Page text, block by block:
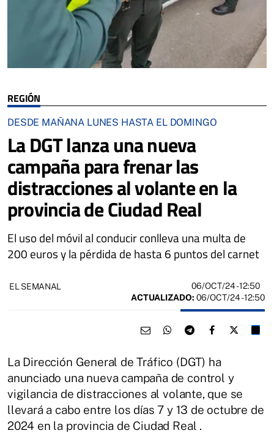
REGIÓN
DESDE MAÑANA LUNES HASTA EL DOMINGO
La DGT lanza una nueva
campaña para frenar las
distracciones al volante en la
provincia de Ciudad Real
El uso del móvil al conducir conlleva una multa de
200 euros y la pérdida de hasta 6 puntos del carnet
EL SEMANAL 06/OCT/24- 12:50
ACTUALIZADO: 06/OCT/24 - 12:50
La Dirección General de Tráfico (DGT) ha
anunciado una nueva campaña de control y
vigilancia de distracciones al volante, que se
llevará a cabo entre los días 7 y 13 de octubre de
2024 en la provincia de Ciudad Real .